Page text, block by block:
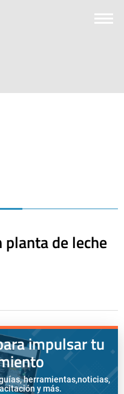
de leche
impulsar tu
herramientas,noticias,
y más.